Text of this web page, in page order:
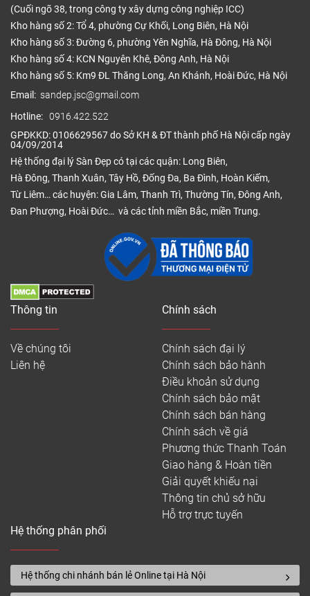
(Cuối ngõ 38, trong công ty xây dựng công nghiệp ICC)
Kho hàng số 2: Tổ 4, phường Cự Khối, Long Biên, Hà Nội
Kho hàng số 3: Đường 6, phường Yên Nghĩa, Hà Đông, Hà Nội
Kho hàng số 4: KCN Nguyên Khê, Đông Anh, Hà Nội
Kho hàng số 5: Km9 ĐL Thăng Long, An Khánh, Hoài Đức, Hà Nội
Email: sandep.jsc@gmail.com
Hotline: 0916.422.522
GPĐKKD: 0106629567 do Sở KH & ĐT thành phố Hà Nội cấp ngày
04/09/2014
Hệ thống đại lý Sàn Đẹp có tại các quận: Long Biên,
Hà Đông, Thanh Xuân, Tây Hồ, Đống Đa, Ba Đình, Hoàn Kiếm,
Từ Liêm… các huyện: Gia Lâm, Thanh Trì, Thường Tín, Đông Anh,
Đan Phượng, Hoài Đức… và các tỉnh miền Bắc, miền Trung.
Thông tin
Về chúng tôi
Liên hệ
Chính sách
Chính sách đại lý
Chính sách bảo hành
Điều khoản sử dụng
Chính sách bảo mật
Chính sách bán hàng
Chính sách về giá
Phương thức Thanh Toán
Giao hàng & Hoàn tiền
Giải quyết khiếu nại
Thông tin chủ sở hữu
Hỗ trợ trực tuyến
Hệ thống phân phối
Hệ thống chi nhánh bán lẻ Online tại Hà Nội